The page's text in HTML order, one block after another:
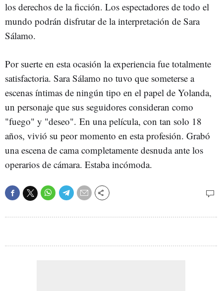
los derechos de la ficción. Los espectadores de todo el
mundo podrán disfrutar de la interpretación de Sara
Sálamo.
Por suerte en esta ocasión la experiencia fue totalmente
satisfactoria. Sara Sálamo no tuvo que someterse a
escenas íntimas de ningún tipo en el papel de Yolanda,
un personaje que sus seguidores consideran como
"fuego" y "deseo". En una película, con tan solo 18
años, vivió su peor momento en esta profesión. Grabó
una escena de cama completamente desnuda ante los
operarios de cámara. Estaba incómoda.